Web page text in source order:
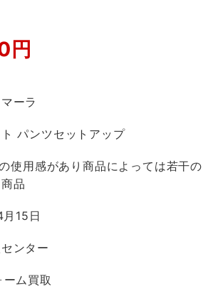
円
ーラ
パンツセットアップ
使用感があり商品によっては若干
品
15日
ンター
ーム買取